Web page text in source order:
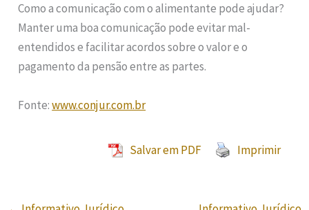
Como a comunicação com o alimentante pode ajudar?
Manter uma boa comunicação pode evitar mal-
entendidos e facilitar acordos sobre o valor e o
pagamento da pensão entre as partes.
Fonte:www.conjur.com.br
Salvar em PDF Imprimir